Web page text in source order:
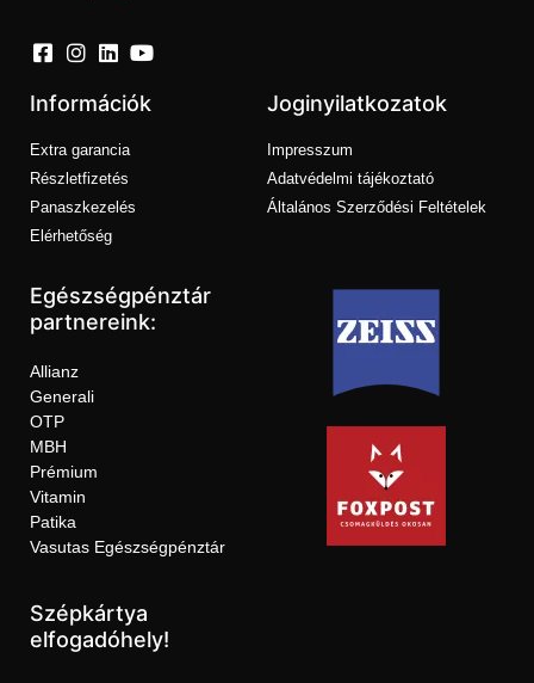
Információk
Extra garancia
Részletfizetés
Panaszkezelés
Elérhetőség
Joginyilatkozatok
Impresszum
Adatvédelmi tájékoztató
Általános Szerződési Feltételek
Egészségpénztár
partnereink:
Allianz
Generali
OTP
MBH
Prémium
Vitamin
Patika
Vasutas Egészségpénztár
Szépkártya
elfogadóhely!